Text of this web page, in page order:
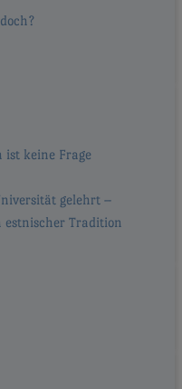
ist keine Frage
gelehrt –
estnischer Tradition